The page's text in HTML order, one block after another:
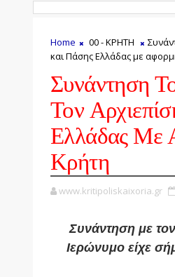
Home 00 - ΚΡΗΤΗ
και Πάσης Ελλάδας με
Συνάντηση
Τον
Ελλάδας Με
Κρήτη
www.kritipoliskaixoria.gr
Συνάντηση με
Ιερώνυμο είχε